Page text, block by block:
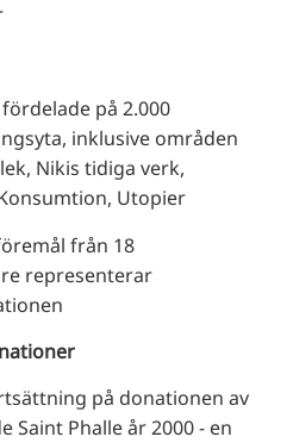
på 2.000
inklusive områden
Nikis tidiga verk,
Utopier
från 18
representerar
på donationen av
Saint Phalle år 2000 - en